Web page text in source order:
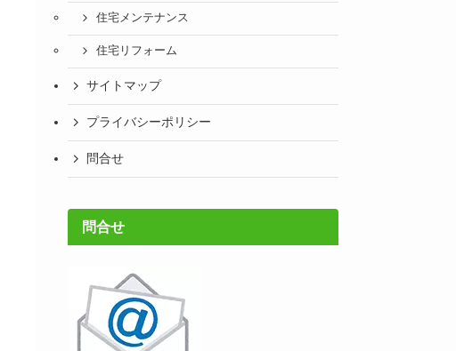
住宅メンテナンス
住宅リフォーム
サイトマップ
プライバシーポリシー
問合せ
問合せ